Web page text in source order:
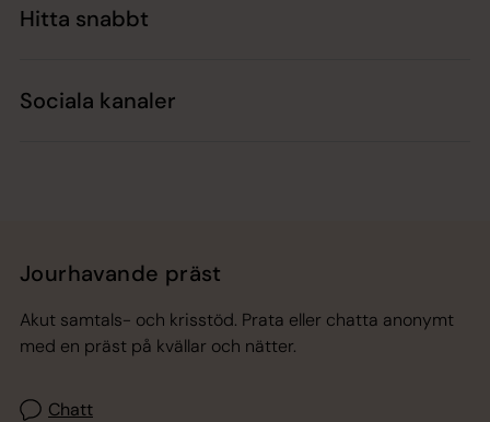
Hitta snabbt
Sociala kanaler
Jourhavande präst
Akut samtals- och krisstöd. Prata eller chatta anonymt
med en präst på kvällar och nätter.
Chatt